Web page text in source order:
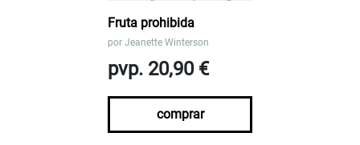
Fruta prohibida
por Jeanette Winterson
pvp. 20,90 €
comprar